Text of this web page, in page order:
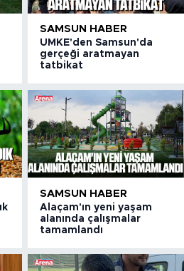
SAMSUN HABER
UMKE'den Samsun'da
gerçeği aratmayan
tatbikat
SAMSUN HABER
Alaçam'ın yeni yaşam
alanında çalışmalar
tamamlandı